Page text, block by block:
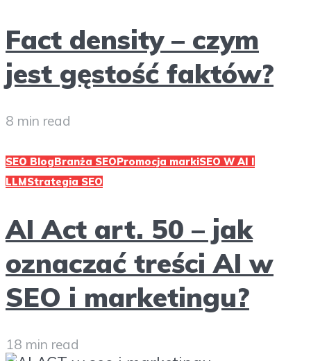
Fact density – czym
jest gęstość faktów?
8 min read
SEO BlogBranża SEOPromocja markiSEO W AI I
LLMStrategia SEO
AI Act art. 50 – jak
oznaczać treści AI w
SEO i marketingu?
18 min read